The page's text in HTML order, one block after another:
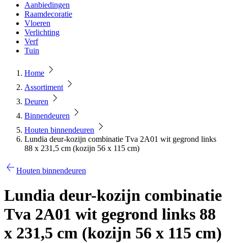
Aanbiedingen
Raamdecoratie
Vloeren
Verlichting
Verf
Tuin
Home
Assortiment
Deuren
Binnendeuren
Houten binnendeuren
Lundia deur-kozijn combinatie Tva 2A01 wit gegrond links
88 x 231,5 cm (kozijn 56 x 115 cm)
Houten binnendeuren
Lundia deur-kozijn combinatie
Tva 2A01 wit gegrond links 88
x 231,5 cm (kozijn 56 x 115 cm)